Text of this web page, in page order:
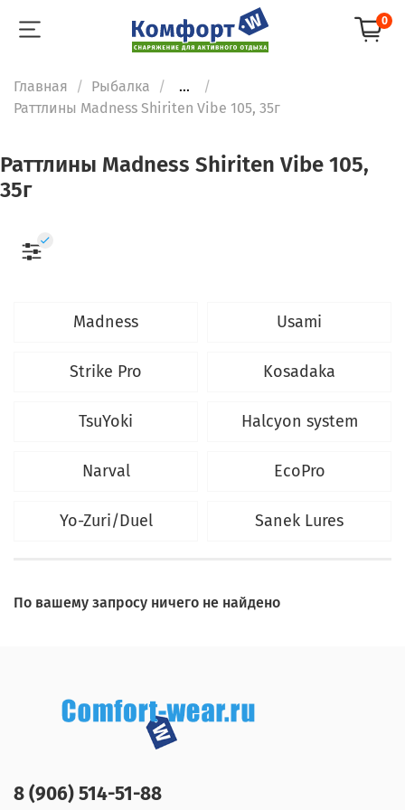
0
Главная Рыбалка
...
Раттлины Madness Shiriten Vibe 105, 35г
Раттлины Madness Shiriten Vibe 105,
35г
Madness Usami
Strike Pro Kosadaka
TsuYoki Halcyon system
Narval EcoPro
Yo-Zuri/Duel Sanek Lures
По вашему запросу ничего не найдено
8 (906) 514-51-88